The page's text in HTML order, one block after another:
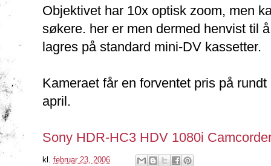
Objektivet har 10x optisk zoom, men
søkere. her er men dermed henvist til
lagres på standard mini-DV kassetter.
Kameraet får en forventet pris på
april.
Sony HDR-HC3 HDV 1080i
kl. februar 23, 2006